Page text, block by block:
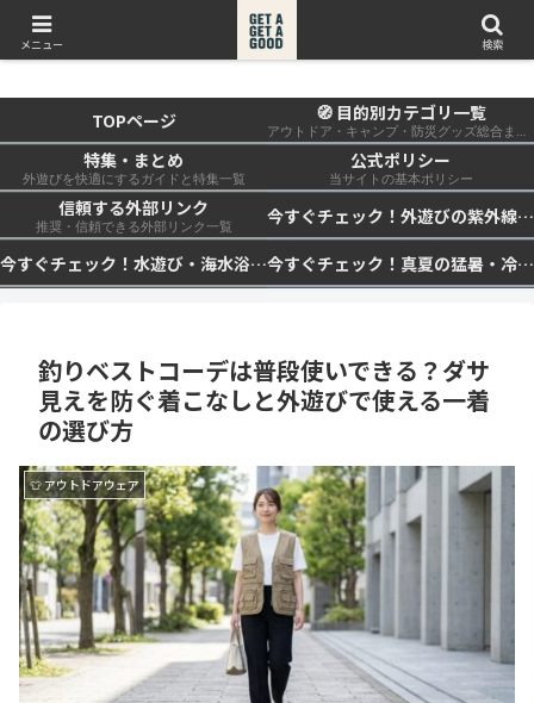
get a get a good
TOPページ 🧭 目的別カテゴリ一覧
アウトドア・キャンプ・防災グッズ総合まとめ
特集・まとめ
外遊びを快適にするガイドと特集一覧
公式ポリシー
当サイトの基本ポリシー
信頼する外部リンク
推奨・信頼できる外部リンク一覧
今すぐチェック！外遊びの紫外線対策・日差し快適化計画｜帽子・日傘・ウェア・日焼け止めを総まとめ☀️🏕️👓
今すぐチェック！水遊び・海水浴の快適化計画｜浮き輪・服装・日陰・安全対策を総まとめ🏖️🌊✨
今すぐチェック！真夏の猛暑・冷却・保冷快適化計画｜外遊び・キャンプ・車中泊の暑さ対策を総まとめ☀️🧊🏕️
釣りベストコーデは普段使いできる？ダサ
見えを防ぐ着こなしと外遊びで使える一着
の選び方
👕 アウトドアウェア
メニュー 検索